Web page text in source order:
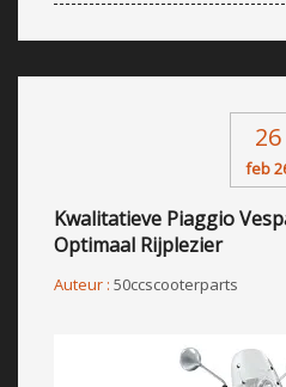
26
feb
Kwalitatieve Piaggio
Optimaal Rijplezier
Auteur : 50ccscooterparts